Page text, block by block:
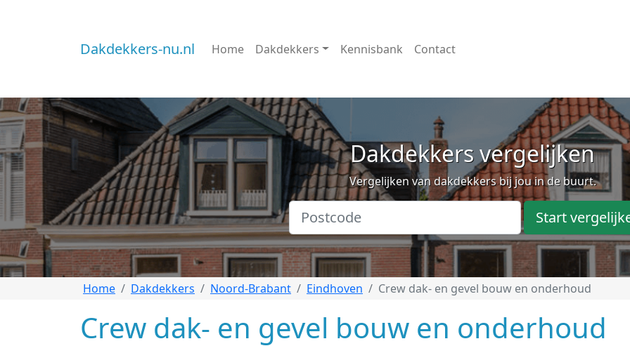
Dakdekkers-nu.nl Home Dakdekkers Kennisbank Contact
Dakdekkers vergelijken
Vergelijken van dakdekkers bij jou in de buurt.
Start
Home Dakdekkers Noord-Brabant Eindhoven Crew dak- en gevel bouw en onderhoud
Crew dak- en gevel bouw en onderhoud